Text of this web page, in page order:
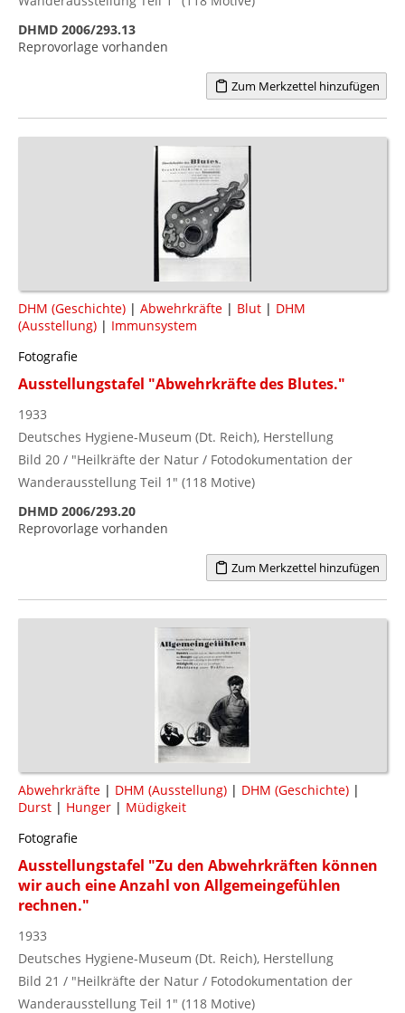
DHMD 2006/293.13
Reprovorlage vorhanden
Zum Merkzettel hinzufügen
DHM (Geschichte) | Abwehrkräfte | Blut | DHM
(Ausstellung) | Immunsystem
Fotografie
Ausstellungstafel "Abwehrkräfte des Blutes."
1933
Deutsches Hygiene-Museum (Dt. Reich), Herstellung
Bild 20 / "Heilkräfte der Natur / Fotodokumentation der
Wanderausstellung Teil 1" (118 Motive)
DHMD 2006/293.20
Reprovorlage vorhanden
Zum Merkzettel hinzufügen
Abwehrkräfte | DHM (Ausstellung) | DHM (Geschichte) |
Durst | Hunger | Müdigkeit
Fotografie
Ausstellungstafel "Zu den Abwehrkräften können
wir auch eine Anzahl von Allgemeingefühlen
rechnen."
1933
Deutsches Hygiene-Museum (Dt. Reich), Herstellung
Bild 21 / "Heilkräfte der Natur / Fotodokumentation der
Wanderausstellung Teil 1" (118 Motive)